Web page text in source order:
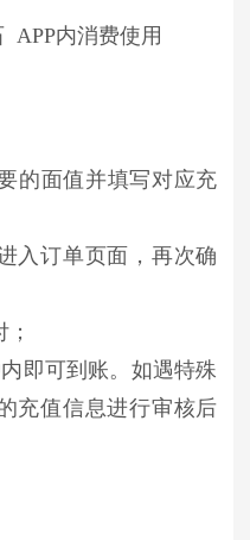
APP内消费使用
的面值并填写对应充
入订单页面，再次确
即可到账。如遇特殊
充值信息进行审核后